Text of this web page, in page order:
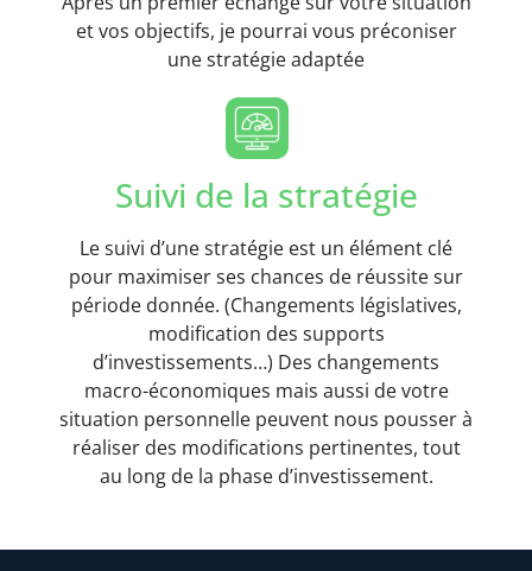
et vos objectifs, je pourrai vous préconiser
une stratégie adaptée
Suivi de la stratégie
Le suivi d’une stratégie est un élément clé
pour maximiser ses chances de réussite sur
période donnée. (Changements législatives,
modification des supports
d’investissements…) Des changements
macro-économiques mais aussi de votre
situation personnelle peuvent nous pousser à
réaliser des modifications pertinentes, tout
au long de la phase d’investissement.